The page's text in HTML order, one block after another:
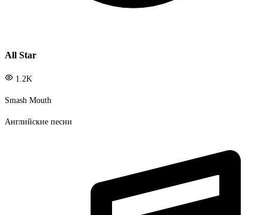
All Star
1.2K
Smash Mouth
Английские песни